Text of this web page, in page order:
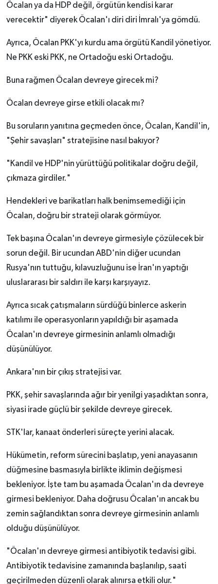
Öcalan ya da HDP değil, örgütün kendisi karar
verecektir" diyerek Öcalan'ı diri diri İmralı'ya gömdü.
Ayrıca, Öcalan PKK'yı kurdu ama örgütü Kandil yönetiyor.
Ne PKK eski PKK, ne Ortadoğu eski Ortadoğu.
Buna rağmen Öcalan devreye girecek mi?
Öcalan devreye girse etkili olacak mı?
Bu soruların yanıtına geçmeden önce, Öcalan, Kandil'in,
"Şehir savaşları" stratejisine nasıl bakıyor?
"Kandil ve HDP'nin yürüttüğü politikalar doğru değil,
çıkmaza girdiler."
Hendekleri ve barikatları halk benimsemediği için
Öcalan, doğru bir strateji olarak görmüyor.
Tek başına Öcalan'ın devreye girmesiyle çözülecek bir
sorun değil. Bir ucundan ABD'nin diğer ucundan
Rusya'nın tuttuğu, kılavuzluğunu ise İran'ın yaptığı
uluslararası bir saldırı ile karşı karşıyayız.
Ayrıca sıcak çatışmaların sürdüğü binlerce askerin
katılımı ile operasyonların yapıldığı bir aşamada
Öcalan'ın devreye girmesinin anlamlı olmadığı
düşünülüyor.
Ankara'nın bir çıkış stratejisi var.
PKK, şehir savaşlarında ağır bir yenilgi yaşadıktan sonra,
siyasi irade güçlü bir şekilde devreye girecek.
STK'lar, kanaat önderleri süreçte yerini alacak.
Hükümetin, reform sürecini başlatıp, yeni anayasanın
düğmesine basmasıyla birlikte iklimin değişmesi
bekleniyor. İşte tam bu aşamada Öcalan'ın da devreye
girmesi bekleniyor. Daha doğrusu Öcalan'ın ancak bu
zemin sağlandıktan sonra devreye girmesinin anlamlı
olduğu düşünülüyor.
"Öcalan'ın devreye girmesi antibiyotik tedavisi gibi.
Antibiyotik tedavisine zamanında başlanılıp, saati
geçirilmeden düzenli olarak alınırsa etkili olur."